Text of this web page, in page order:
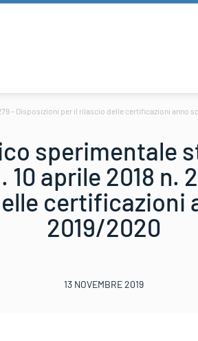
– Disposizioni per il rilascio delle certificazioni anno
sperimentale
10 aprile 2018 n.
certificazioni
2019/2020
13 NOVEMBRE 2019